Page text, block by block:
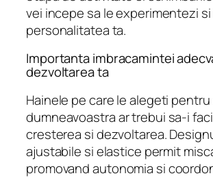
vei incepe sa le experimentezi si
personalitatea ta.
Importanta imbracamintei
dezvoltarea ta
Hainele pe care le alegeti
dumneavoastra ar trebui sa-i
cresterea si dezvoltarea.
ajustabile si elastice permit
promovand autonomia si